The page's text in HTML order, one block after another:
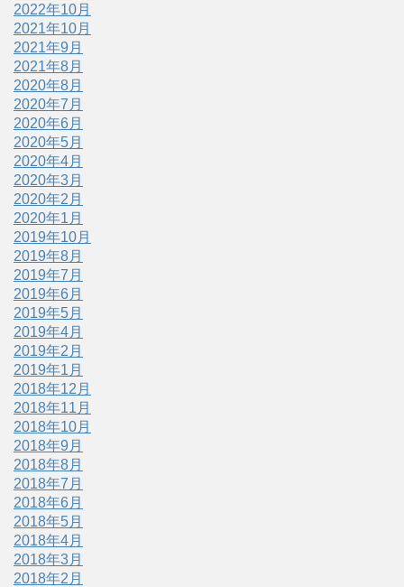
2022年10月
2021年10月
2021年9月
2021年8月
2020年8月
2020年7月
2020年6月
2020年5月
2020年4月
2020年3月
2020年2月
2020年1月
2019年10月
2019年8月
2019年7月
2019年6月
2019年5月
2019年4月
2019年2月
2019年1月
2018年12月
2018年11月
2018年10月
2018年9月
2018年8月
2018年7月
2018年6月
2018年5月
2018年4月
2018年3月
2018年2月